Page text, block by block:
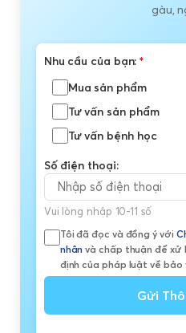
gàu,
Nhu cầu của bạn:*
Mua sản phẩm
Tư vấn sản phẩm
Tư vấn bệnh học
Số điện thoại:
Vui lòng nhập 10-11 số
Tôi đã đọc và đồng ý với
nhân và chấp thuận để xử
định của pháp luật về bảo
Gửi